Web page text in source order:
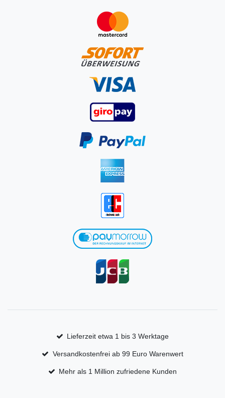
Lieferzeit etwa 1 bis 3 Werktage
Versandkostenfrei ab 99 Euro Warenwert
Mehr als 1 Million zufriedene Kunden